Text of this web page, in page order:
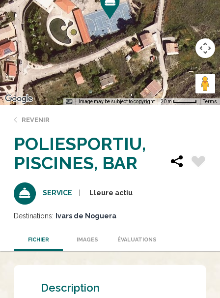
Image may be subject to copyright 20 m Terms
REVENIR
POLIESPORTIU,
PISCINES, BAR
SERVICE Lleure actiu
Destinations: Ivars de Noguera
FICHIER IMAGES ÉVALUATIONS
Description